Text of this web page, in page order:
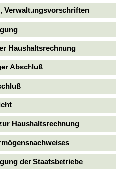
Verwaltungsvorschriften
Haushaltsrechnung
Abschluß
Haushaltsrechnung
der Staatsbetriebe